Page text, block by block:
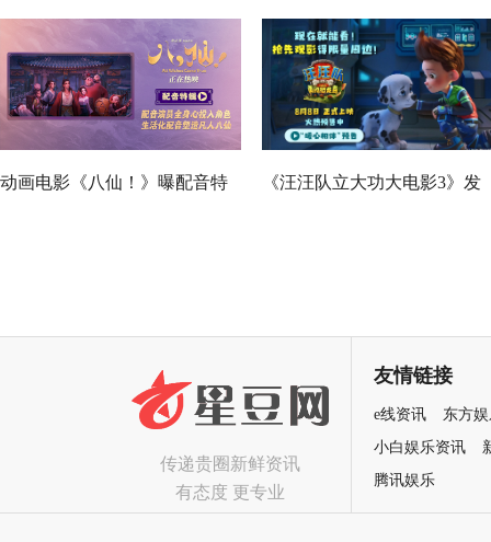
动画电影《八仙！》曝配音特 《汪汪队立大功大电影3》发
传递贵圈新鲜资讯
有态度 更专业
友情链接
e线资讯
东方
小白娱乐资讯
腾讯娱乐